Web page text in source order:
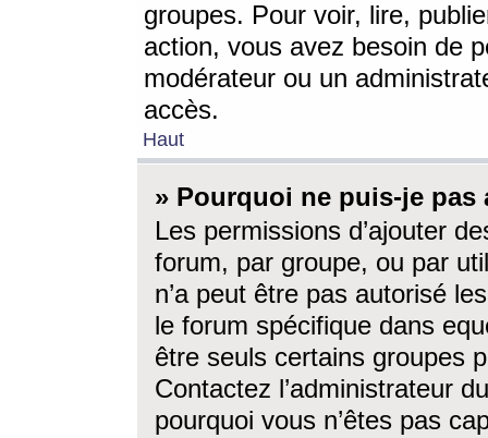
groupes. Pour voir, lire,
action, vous avez besoin de
modérateur ou un
accès.
Haut
» Pourquoi ne puis-je
Les permissions d’ajouter
forum, par groupe, ou par
n’a peut être pas autorisé
le forum spécifique dans
être seuls certains groupes
Contactez l’administrateur
pourquoi vous n’êtes pas